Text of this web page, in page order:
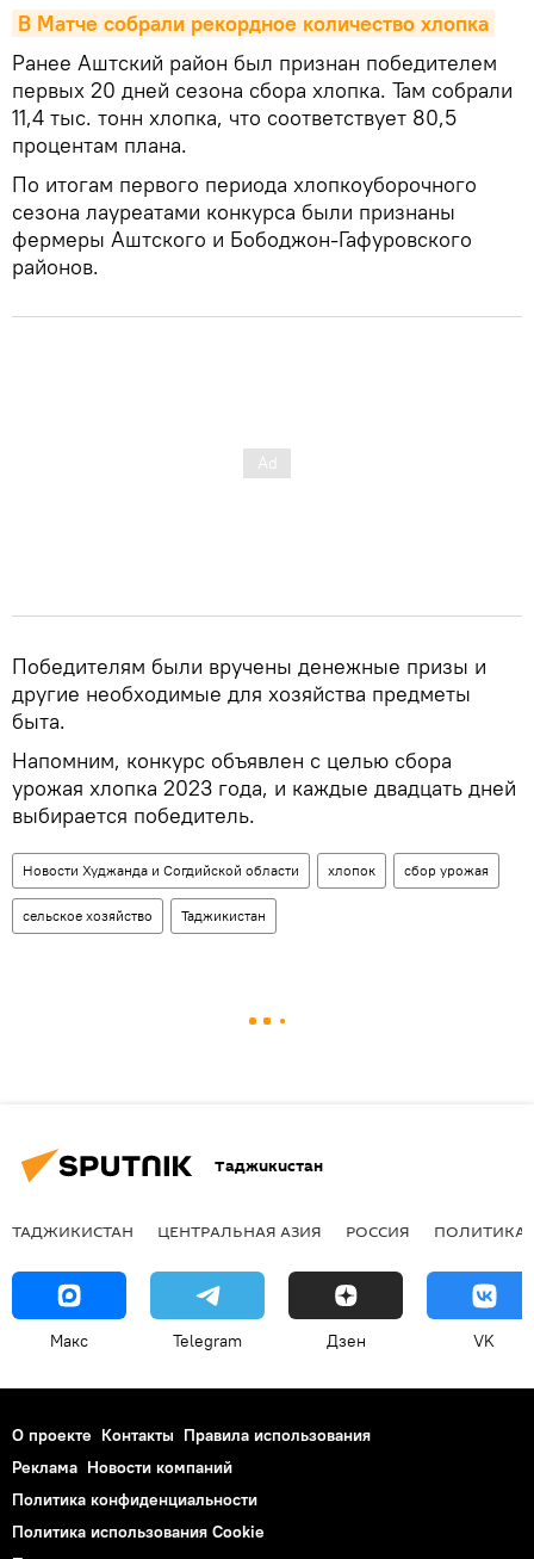
В Матче собрали рекордное количество хлопка
Ранее Аштский район был признан победителем
первых 20 дней сезона сбора хлопка. Там собрали
11,4 тыс. тонн хлопка, что соответствует 80,5
процентам плана.
По итогам первого периода хлопкоуборочного
сезона лауреатами конкурса были признаны
фермеры Аштского и Бободжон-Гафуровского
районов.
Победителям были вручены денежные призы и
другие необходимые для хозяйства предметы
быта.
Напомним, конкурс объявлен с целью сбора
урожая хлопка 2023 года, и каждые двадцать дней
выбирается победитель.
Новости Худжанда и Согдийской области хлопок сбор урожая
сельское хозяйство Таджикистан
Таджикистан
ТАДЖИКИСТАН ЦЕНТРАЛЬНАЯ АЗИЯ РОССИЯ ПОЛИТИКА
Макс Telegram Дзен VK
О проекте Контакты Правила использования
Реклама Новости компаний
Политика конфиденциальности
Политика использования Cookie